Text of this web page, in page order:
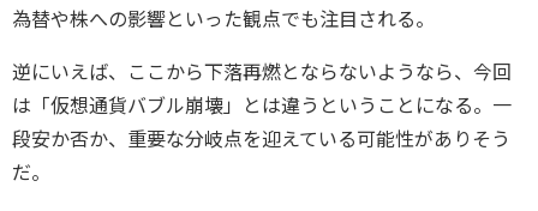
為替や株への影響といった観点でも注目される。
逆にいえば、ここから下落再燃とならないようなら、今回
は「仮想通貨バブル崩壊」とは違うということになる。一
段安か否か、重要な分岐点を迎えている可能性がありそう
だ。